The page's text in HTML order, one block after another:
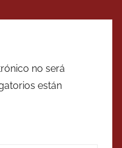
no será
están